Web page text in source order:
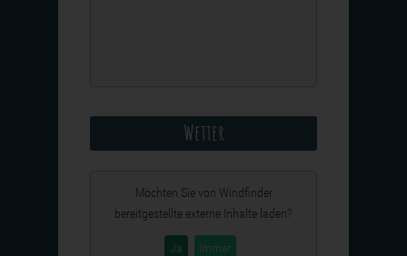
Wetter
Möchten Sie von Windfinder
bereitgestellte externe Inhalte laden?
Ja Immer